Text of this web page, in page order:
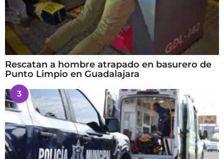
Rescatan a hombre atrapado en basurero de
Punto Limpio en Guadalajara
3